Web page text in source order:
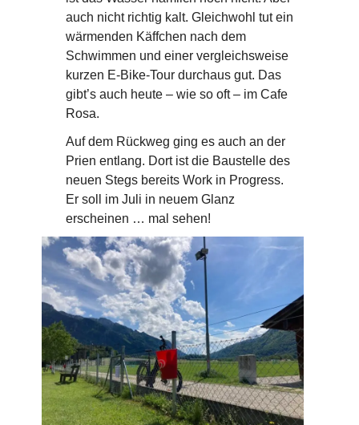
auch nicht richtig kalt. Gleichwohl tut ein
wärmenden Käffchen nach dem
Schwimmen und einer vergleichsweise
kurzen E-Bike-Tour durchaus gut. Das
gibt’s auch heute – wie so oft – im Cafe
Rosa.
Auf dem Rückweg ging es auch an der
Prien entlang. Dort ist die Baustelle des
neuen Stegs bereits Work in Progress.
Er soll im Juli in neuem Glanz
erscheinen … mal sehen!